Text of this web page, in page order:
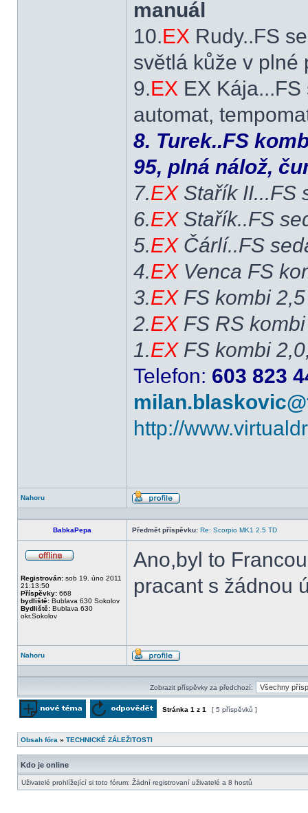
manuál
10.EX Rudy..FS
světlá kůže v plné
9.EX EX Kája...FS
automat,
8. Turek..FS
95, plná nálož,
7.EXStařík II...FS
6.EXStařík..FS
5.EXČárlí..FS
4.EXVenca FS
3.EXFS kombi
2.EXFS RS
1.EXFS kombi
Telefon: 603 823
http://
Nahoru
Profil
BabkaPepa Předmět příspěvku: Re: Scorpio MK1 2.5 TD
Registrován: sob 19. úno 2011
21:13:50
Příspěvky: 668
bydliště: Bublava 630 Sokolov
Bydliště: Bublava 630
okr.Sokolov
Ano,byl to
pracant s žádnou
Nahoru
Profil
Zobrazit příspěvky za předchozí:
Stránka 1 z 1 [ 5 příspěvků ]
Obsah fóra » TECHNICKÉ ZÁLEŽITOSTI
Kdo je online
Uživatelé prohlížející si toto fórum: Žádní registrovaní uživatelé a 8 hostů